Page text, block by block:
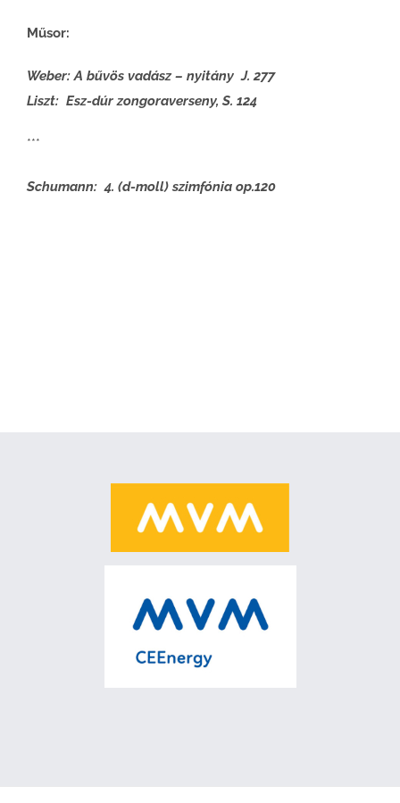
Műsor:
Weber: A bűvös vadász – nyitány J. 277
Liszt: Esz-dúr zongoraverseny, S. 124
***
Schumann: 4. (d-moll) szimfónia op.120